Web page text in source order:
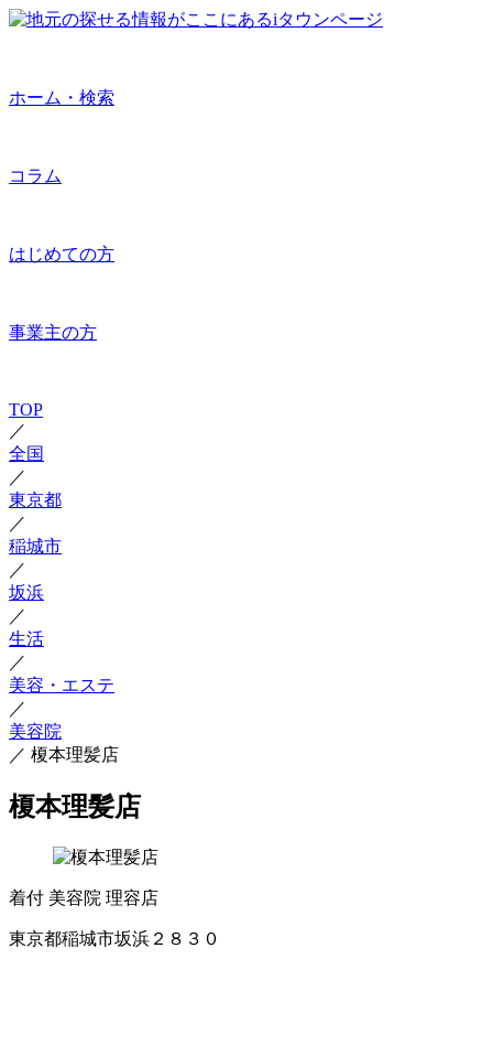
ホーム・検索
コラム
はじめての方
事業主の方
TOP
／
全国
／
東京都
／
稲城市
／
坂浜
／
生活
／
美容・エステ
／
美容院
／ 榎本理髪店
榎本理髪店
着付 美容院 理容店
東京都稲城市坂浜２８３０